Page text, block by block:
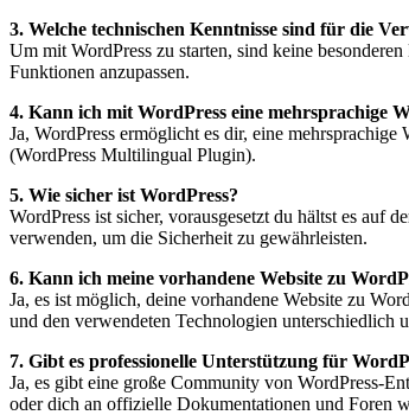
3. Welche technischen Kenntnisse sind für die
Um mit WordPress zu starten, sind keine
Funktionen anzupassen.
4. Kann ich mit WordPress eine mehrsprachige
Ja, WordPress ermöglicht es dir, eine
(WordPress Multilingual Plugin).
5. Wie sicher ist WordPress?
WordPress ist sicher, vorausgesetzt du hältst es auf
verwenden, um die Sicherheit zu gewährleisten.
6. Kann ich meine vorhandene Website zu
Ja, es ist möglich, deine vorhandene Website zu
und den verwendeten Technologien unterschiedlich
7. Gibt es professionelle Unterstützung für
Ja, es gibt eine große Community von WordPress-
oder dich an offizielle Dokumentationen und Foren